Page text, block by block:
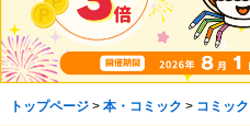
トップページ> 本・コミック > コミック